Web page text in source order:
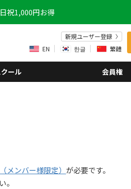
祝1,000円お得
新規ユーザー登録
EN
한글 繁體
ール 会員権
メンバー様限定） が必要です。
。